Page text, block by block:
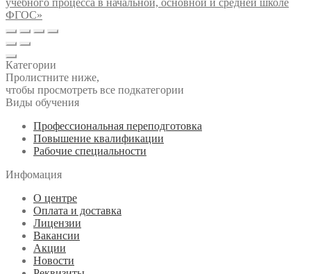
учебного процесса в начальной, основной и средней школе
ФГОС»
Категории
Пролистните ниже,
чтобы просмотреть все подкатегории
Виды обучения
Профессиональная переподготовка
Повышение квалификации
Рабочие специальности
Инфомация
О центре
Оплата и доставка
Лицензии
Вакансии
Акции
Новости